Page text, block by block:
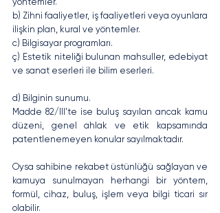
b) Zihni faaliyetler, iş faaliyetleri veya oyunlara
ilişkin plan, kural ve yöntemler.
c) Bilgisayar programları.
ç) Estetik niteliği bulunan mahsuller, edebiyat
ve sanat eserleri ile bilim eserleri.
d) Bilginin sunumu.
Madde 82/III’te ise buluş sayılan ancak kamu
düzeni, genel ahlak ve etik kapsamında
patentlenemeyen konular sayılmaktadır.
Oysa sahibine rekabet üstünlüğü sağlayan ve
kamuya sunulmayan herhangi bir yöntem,
formül, cihaz, buluş, işlem veya bilgi ticari sır
olabilir.